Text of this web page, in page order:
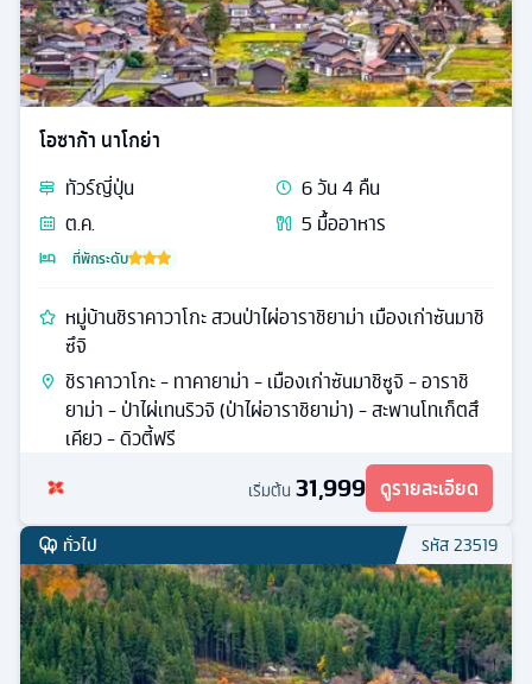
โอซาก้า นาโกย่า
ทัวร์ญี่ปุ่น 6วัน4 คืน
ต.ค.
5 มื้ออาหาร
ที่พักระดับ
หมู่บ้านชิราคาวาโกะ สวนป่าไผ่อาราชิยาม่า เมืองเก่าซันมาชิ
ซึจิ
ชิราคาวาโกะ - ทาคายาม่า - เมืองเก่าซันมาชิซูจิ - อาราชิ
ยาม่า - ป่าไผ่เทนริวจิ (ป่าไผ่อาราชิยาม่า) - สะพานโทเก็ตสึ
เคียว - ดิวตี้ฟรี
เริ่มต้น 31,999 ดูรายละเอียด
ทั่วไป รหัส23519